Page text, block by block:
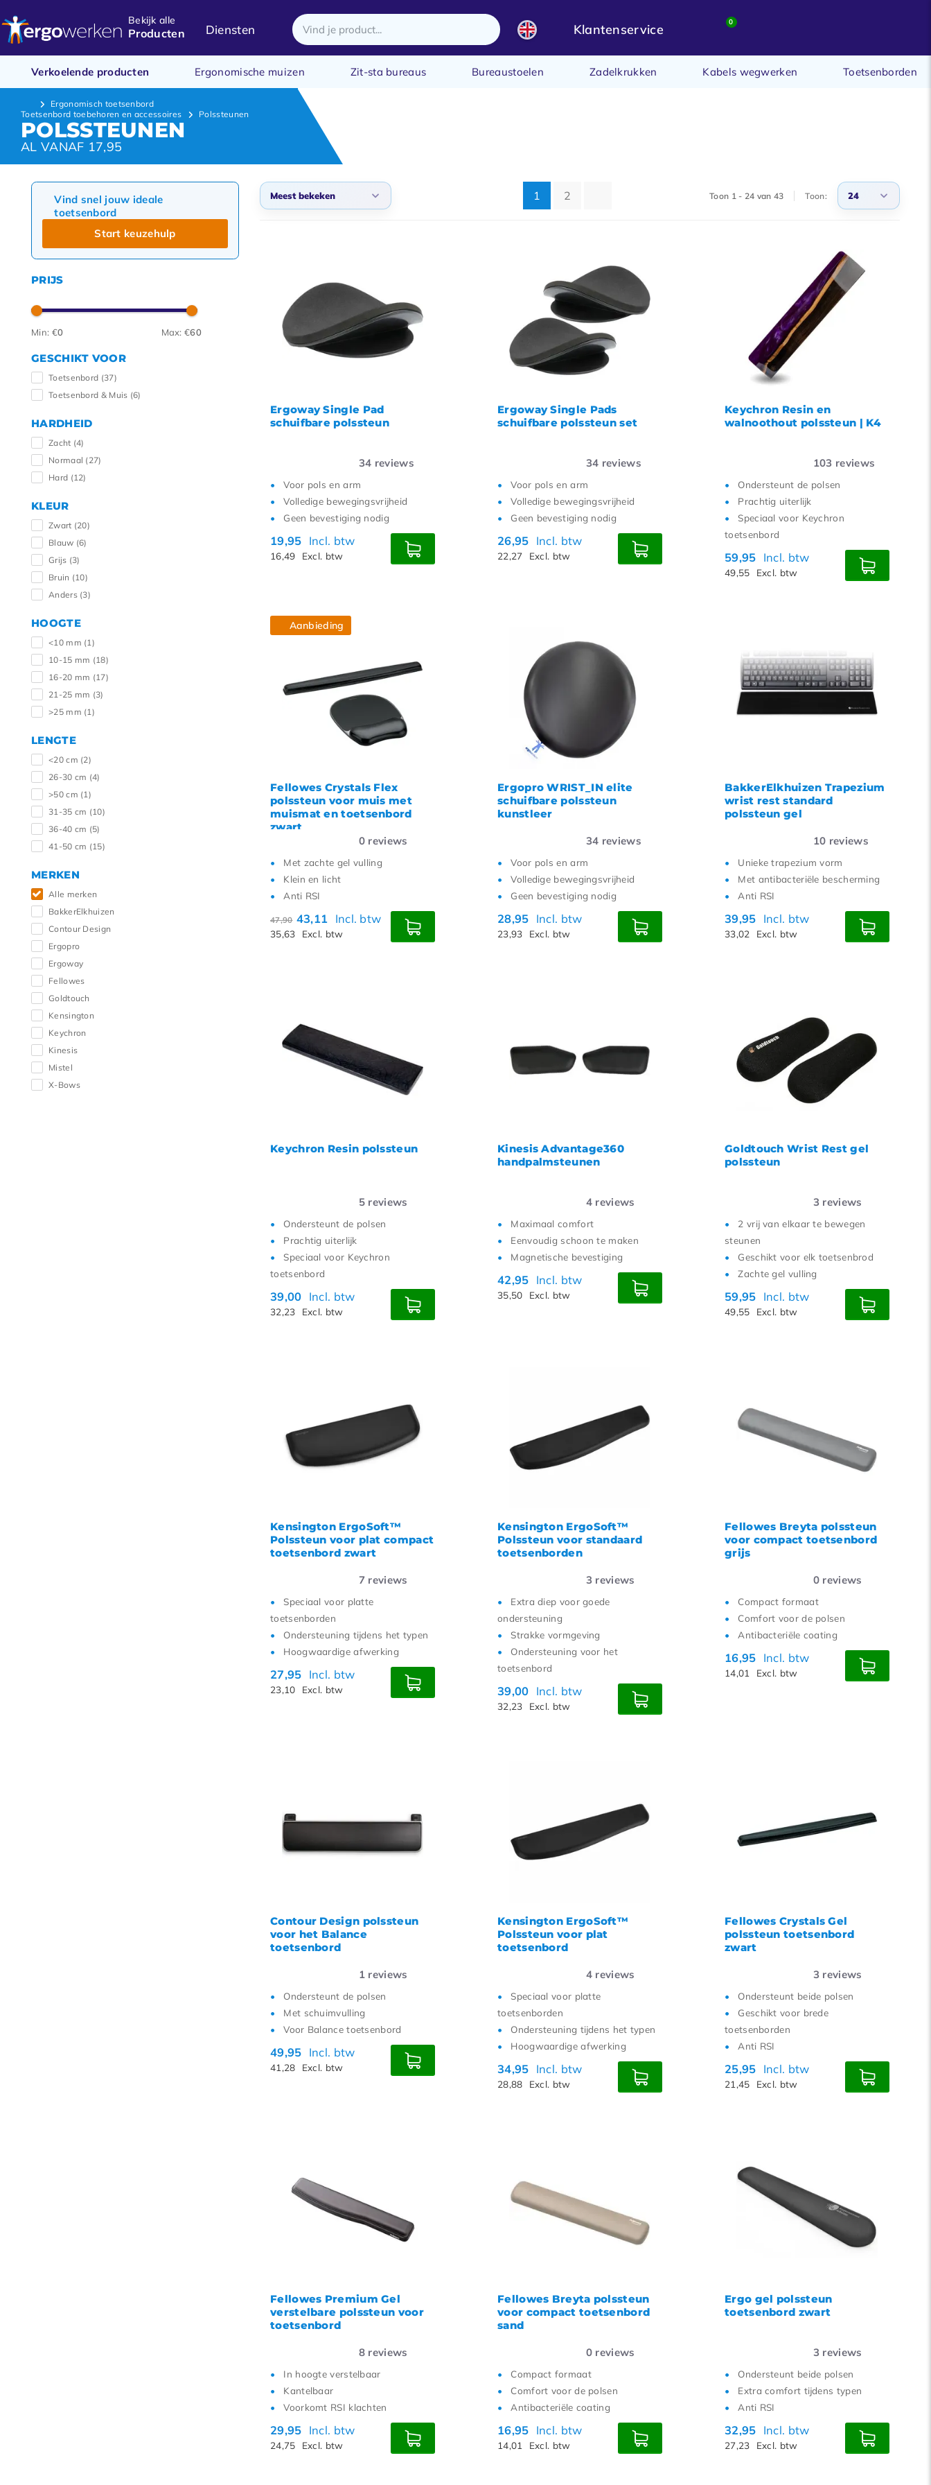
Bekijk alle
Producten Diensten Klantenservice 0
Verkoelende producten Ergonomische muizen Zit-sta bureaus Bureaustoelen Zadelkrukken Kabels wegwerken Toetsenborden
Ergonomisch toetsenbord
Toetsenbord toebehoren en accessoires
Polssteunen
POLSSTEUNEN
AL VANAF 17,95
Vind snel jouw ideale
toetsenbord
Start keuzehulp
PRIJS
Min: €0 Max: €60
GESCHIKT VOOR
Toetsenbord (37)
Toetsenbord & Muis (6)
HARDHEID
Zacht (4)
Normaal (27)
Hard (12)
KLEUR
Zwart (20)
Blauw (6)
Grijs (3)
Bruin (10)
Anders (3)
HOOGTE
<10 mm (1)
10-15 mm (18)
16-20 mm (17)
21-25 mm (3)
>25 mm (1)
LENGTE
<20 cm (2)
26-30 cm (4)
>50 cm (1)
31-35 cm (10)
36-40 cm (5)
41-50 cm (15)
MERKEN
Alle merken
BakkerElkhuizen
Contour Design
Ergopro
Ergoway
Fellowes
Goldtouch
Kensington
Keychron
Kinesis
Mistel
X-Bows
Meest bekeken
Laagste prijs
Hoogste prijs
1 2 Toon 1 - 24 van 43 Toon: 24
9
Ergoway Single Pad
schuifbare polssteun
34 reviews
Voor pols en arm
Volledige bewegingsvrijheid
Geen bevestiging nodig
19,95 Incl. btw
16,49 Excl. btw
Ergoway Single Pads
schuifbare polssteun set
34 reviews
Voor pols en arm
Volledige bewegingsvrijheid
Geen bevestiging nodig
26,95 Incl. btw
22,27 Excl. btw
Keychron Resin en
walnoothout polssteun | K4
103 reviews
Ondersteunt de polsen
Prachtig uiterlijk
Speciaal voor Keychron
toetsenbord
59,95 Incl. btw
49,55 Excl. btw
Aanbieding
Fellowes Crystals Flex
polssteun voor muis met
muismat en toetsenbord
zwart
0 reviews
Met zachte gel vulling
Klein en licht
Anti RSI
47,9043,11 Incl. btw
35,63 Excl. btw
Ergopro WRIST_IN elite
schuifbare polssteun
kunstleer
34 reviews
Voor pols en arm
Volledige bewegingsvrijheid
Geen bevestiging nodig
28,95 Incl. btw
23,93 Excl. btw
BakkerElkhuizen Trapezium
wrist rest standard
polssteun gel
10 reviews
Unieke trapezium vorm
Met antibacteriële bescherming
Anti RSI
39,95 Incl. btw
33,02 Excl. btw
Keychron Resin polssteun
5 reviews
Ondersteunt de polsen
Prachtig uiterlijk
Speciaal voor Keychron
toetsenbord
39,00 Incl. btw
32,23 Excl. btw
Kinesis Advantage360
handpalmsteunen
4 reviews
Maximaal comfort
Eenvoudig schoon te maken
Magnetische bevestiging
42,95 Incl. btw
35,50 Excl. btw
Goldtouch Wrist Rest gel
polssteun
3 reviews
2 vrij van elkaar te bewegen
steunen
Geschikt voor elk toetsenbrod
Zachte gel vulling
59,95 Incl. btw
49,55 Excl. btw
Kensington ErgoSoft™
Polssteun voor plat compact
toetsenbord zwart
7 reviews
Speciaal voor platte
toetsenborden
Ondersteuning tijdens het typen
Hoogwaardige afwerking
27,95 Incl. btw
23,10 Excl. btw
Kensington ErgoSoft™
Polssteun voor standaard
toetsenborden
3 reviews
Extra diep voor goede
ondersteuning
Strakke vormgeving
Ondersteuning voor het
toetsenbord
39,00 Incl. btw
32,23 Excl. btw
Fellowes Breyta polssteun
voor compact toetsenbord
grijs
0 reviews
Compact formaat
Comfort voor de polsen
Antibacteriële coating
16,95 Incl. btw
14,01 Excl. btw
Contour Design polssteun
voor het Balance
toetsenbord
1 reviews
Ondersteunt de polsen
Met schuimvulling
Voor Balance toetsenbord
49,95 Incl. btw
41,28 Excl. btw
Kensington ErgoSoft™
Polssteun voor plat
toetsenbord
4 reviews
Speciaal voor platte
toetsenborden
Ondersteuning tijdens het typen
Hoogwaardige afwerking
34,95 Incl. btw
28,88 Excl. btw
Fellowes Crystals Gel
polssteun toetsenbord
zwart
3 reviews
Ondersteunt beide polsen
Geschikt voor brede
toetsenborden
Anti RSI
25,95 Incl. btw
21,45 Excl. btw
Fellowes Premium Gel
verstelbare polssteun voor
toetsenbord
8 reviews
In hoogte verstelbaar
Kantelbaar
Voorkomt RSI klachten
29,95 Incl. btw
24,75 Excl. btw
Fellowes Breyta polssteun
voor compact toetsenbord
sand
0 reviews
Compact formaat
Comfort voor de polsen
Antibacteriële coating
16,95 Incl. btw
14,01 Excl. btw
Ergo gel polssteun
toetsenbord zwart
3 reviews
Ondersteunt beide polsen
Extra comfort tijdens typen
Anti RSI
32,95 Incl. btw
27,23 Excl. btw